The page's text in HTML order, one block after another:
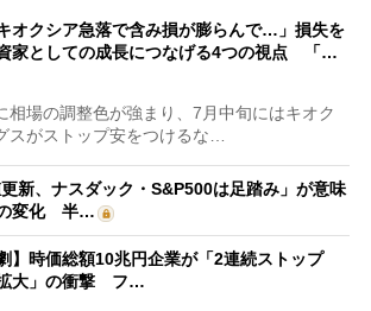
キオクシア急落で含み損が膨らんで…」損失を
家としての成長につなげる4つの視点 「…
場の調整色が強まり、7月中旬にはキオク
スがストップ安をつけるな…
更新、ナスダック・S&P500は足踏み」が意味
の変化 半…
】時価総額10兆円企業が「2連続ストップ
大」の衝撃 フ…